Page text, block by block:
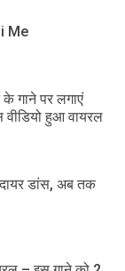
Me
के गाने पर लगाएं
वीडियो हुआ वायरल
डांस, अब तक